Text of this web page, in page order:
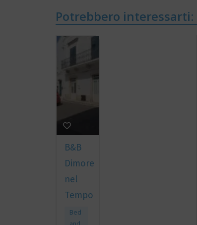
Potrebbero interessarti:
B&B
Dimore
nel
Tempo
Bed